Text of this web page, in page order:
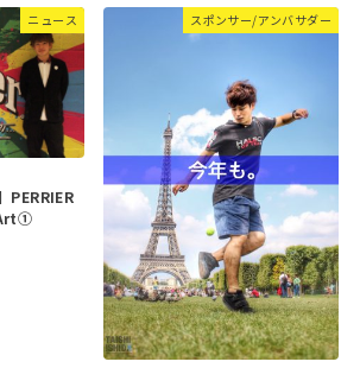
ニュース
PERRIER
スポンサー/アンバサダー